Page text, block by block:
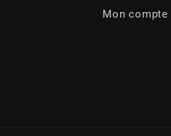
Mon compte